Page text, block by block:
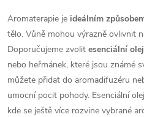
Aromaterapie je ideálním
tělo. Vůně mohou výrazně ovlivnit
Doporučujeme zvolit esenciální
nebo heřmánek, které jsou známé
můžete přidat do aromadifuzéru
umocní pocit pohody. Esenciální
kde se ještě více rozvine vybrané